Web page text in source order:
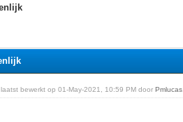
bewerkt op 01-May-2021, 10:59 PM doorPmlucas